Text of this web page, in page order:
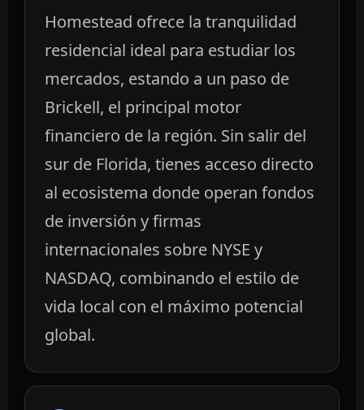
Homestead ofrece la tranquilidad
residencial ideal para estudiar los
mercados, estando a un paso de
Brickell, el principal motor
financiero de la región. Sin salir del
sur de Florida, tienes acceso directo
al ecosistema donde operan fondos
de inversión y firmas
internacionales sobre NYSE y
NASDAQ, combinando el estilo de
vida local con el máximo potencial
global.